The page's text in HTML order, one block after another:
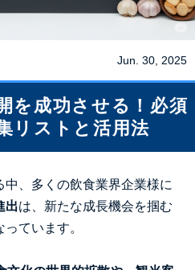
Jun. 30, 2025
を成功させる！必須
リストと活用法
、多くの飲食業界企業様に
出は、新たな成長機会を掴む
ています。